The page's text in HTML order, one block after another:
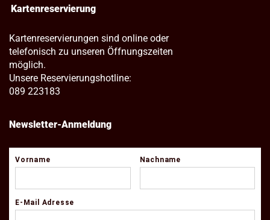
Kartenreservierung
Kartenreservierungen sind online oder
telefonisch zu unseren Öffnungszeiten
möglich.
Unsere Reservierungshotline:
089 223183
Newsletter-Anmeldung